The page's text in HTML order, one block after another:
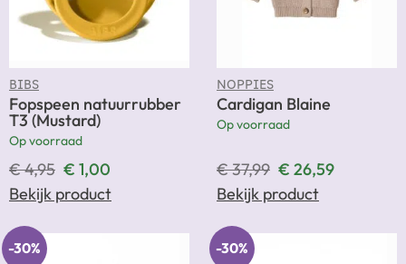
BIBS
Fopspeen natuurrubber
T3 (Mustard)
Op voorraad
€4,95 € 1,00
Bekijk product
NOPPIES
Cardigan Blaine
Op voorraad
€37,99 € 26,59
Bekijk product
-30% -30%